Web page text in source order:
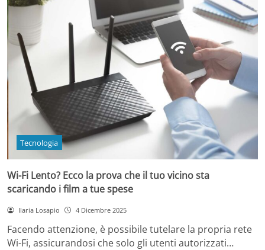
Tecnologia
Wi-Fi Lento? Ecco la prova che il tuo vicino sta
scaricando i film a tue spese
Ilaria Losapio 4 Dicembre 2025
Facendo attenzione, è possibile tutelare la propria rete
Wi-Fi, assicurandosi che solo gli utenti autorizzati…